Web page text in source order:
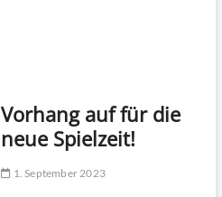
Vorhang auf für die
neue Spielzeit!
1. September 2023